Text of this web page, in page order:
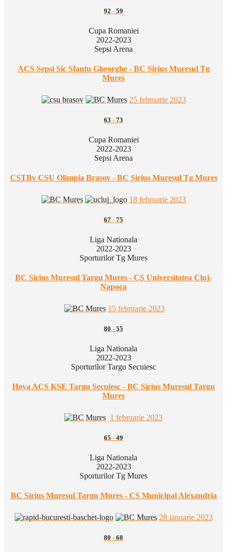
92 - 59
Cupa Romaniei
2022-2023
Sepsi Arena
ACS Sepsi Sic Sfantu Gheorghe - BC Sirius Muresul Tg
Mures
25 februarie 2023
63 - 73
Cupa Romaniei
2022-2023
Sepsi Arena
CSTBv CSU Olimpia Brasov - BC Sirius Muresul Tg Mures
18 februarie 2023
67 - 75
Liga Nationala
2022-2023
Sporturilor Tg Mures
BC Sirius Muresul Targu Mures - CS Universitatea Cluj-
Napoca
15 februarie 2023
80 - 55
Liga Nationala
2022-2023
Sporturilor Targu Secuiesc
Hoya ACS KSE Targu Secuiesc - BC Sirius Muresul Targu
Mures
1 februarie 2023
65 - 49
Liga Nationala
2022-2023
Sporturilor Tg Mures
BC Sirius Muresul Targu Mures - CS Municipal Alexandria
28 ianuarie 2023
80 - 68